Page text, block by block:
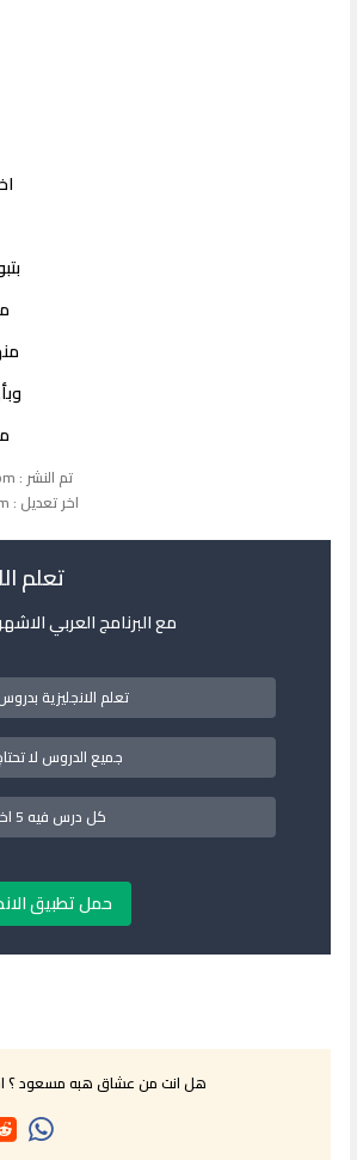
تم النشر : December 27, 2024 10:32 pm
اخر تعديل : December 27, 2024 10:32 pm
تعلم
مع البرنامج العربي الاشهر على
تعلم الانجليزية
جميع الدروس لا
كل درس فيه 5 اختبارات تفاعلية لتحسين اللفظ والنطق
حمل تطبيق
هل انت من عشاق هبه مسعود ؟